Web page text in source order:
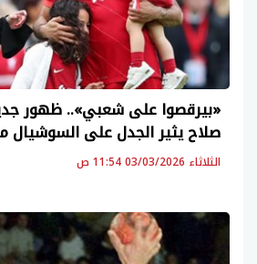
«بيرقصوا على شعبي».. ظهور
صلاح يثير الجدل على السوشيال
الثلاثاء 03/03/2026 11:54 ص